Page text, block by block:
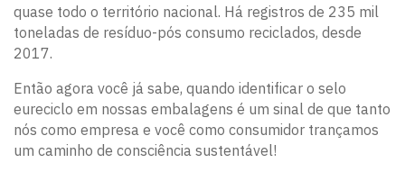
quase todo o território nacional. Há registros de 235 mil
toneladas de resíduo-pós consumo reciclados, desde
2017.
Então agora você já sabe, quando identificar o selo
eureciclo em nossas embalagens é um sinal de que tanto
nós como empresa e você como consumidor trançamos
um caminho de consciência sustentável!